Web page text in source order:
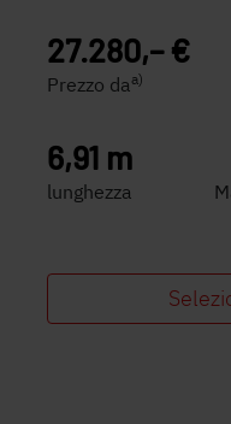
27.280,– €
Prezzo da a)
6,91 m
lunghezza